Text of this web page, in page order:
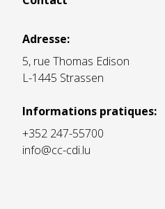
Adresse:
5, rue Thomas Edison
L-1445 Strassen
Informations pratiques:
+352 247-55700
info@cc-cdi.lu